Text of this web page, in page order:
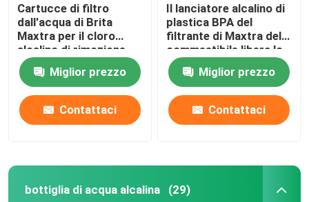
Cartucce di filtro
dall'acqua di Brita
Maxtra per il cloro
alcalino di rimozione
del lanciatore
Miglior prezzo
Contattaci
Il lanciatore alcalino di
plastica BPA del
filtrante di Maxtra del
commestibile libera lo
SGS del CE ROHS
approvatoMiglior prezzo
Contattaci
bottiglia di acqua alcalina (29)